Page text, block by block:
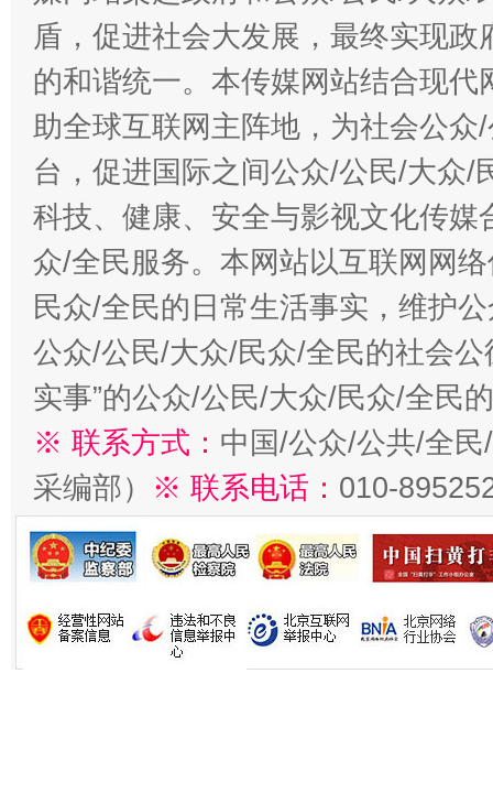
盾，促进社会大发展，最终实现
的和谐统一。本传媒网站结合现
助全球互联网主阵地，为社会公
台，促进国际之间公众/公民/大众/
科技、健康、安全与影视文化传
众/全民服务。本网站以互联网网
民众/全民的日常生活事实，维护
公众/公民/大众/民众/全民的社会公
实事”的公众/公民/大众/民众/全民
※ 联系方式： 中国/公众/公共/全
采编部） ※ 联系电话： 010-